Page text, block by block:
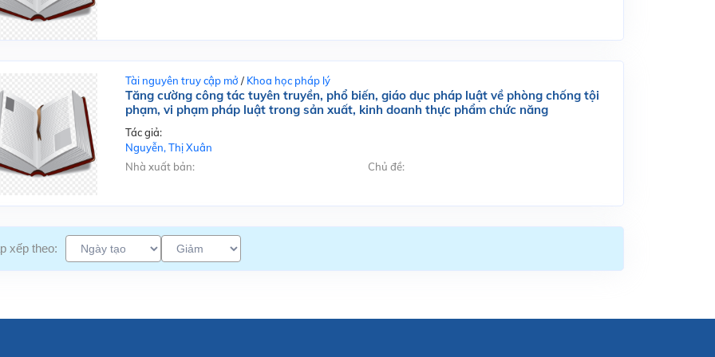
Tài nguyên truy cập mở / Khoa học pháp lý
Tăng cường công tác tuyên truyền, phổ biến, giáo dục pháp luật về phòng chống tội
phạm, vi phạm pháp luật trong sản xuất, kinh doanh thực phẩm chức năng
Tác giả:
Nguyễn, Thị Xuân
Nhà xuất bản:
Chủ đề:
xếp theo: